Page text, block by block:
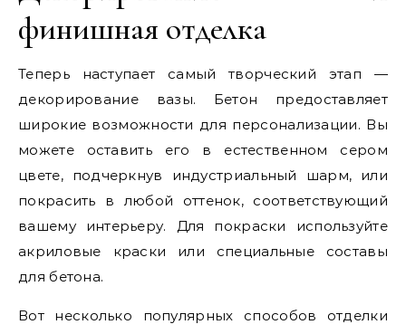
финишная отделка
Теперь наступает самый творческий этап —
декорирование вазы. Бетон предоставляет
широкие возможности для персонализации. Вы
можете оставить его в естественном сером
цвете, подчеркнув индустриальный шарм, или
покрасить в любой оттенок, соответствующий
вашему интерьеру. Для покраски используйте
акриловые краски или специальные составы
для бетона.
Вот несколько популярных способов отделки